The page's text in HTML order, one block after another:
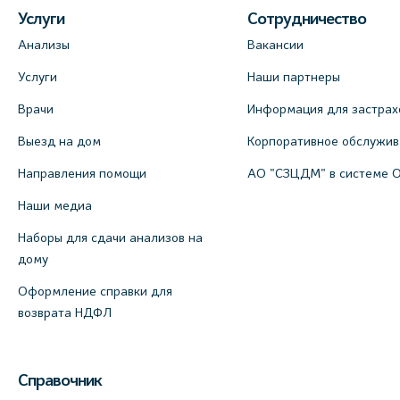
Услуги
Анализы
Услуги
Врачи
Выезд на дом
Направления помощи
Наши медиа
Наборы для сдачи анализов на
дому
Оформление справки для
возврата НДФЛ
Справочник
Сотрудничество
Вакансии
Наши партнеры
Информация для
Корпоративное
АО "СЗЦДМ" в системе